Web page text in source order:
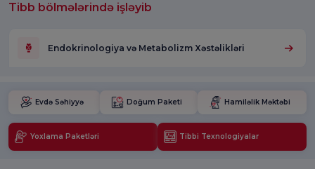
Tibb bölmələrində işləyib
Endokrinologiya və Metabolizm Xəstəlikləri
Evdə Səhiyyə Doğum Paketi Hamiləlik Məktəbi
Yoxlama Paketləri Tibbi Texnologiyalar